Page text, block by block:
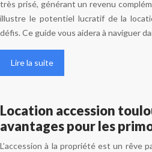
très prisé, générant un revenu
illustre le potentiel lucratif de la
défis. Ce guide vous aidera à naviguer
Lire la suite
Location accession
avantages pour les
L’accession à la propriété est un rêve